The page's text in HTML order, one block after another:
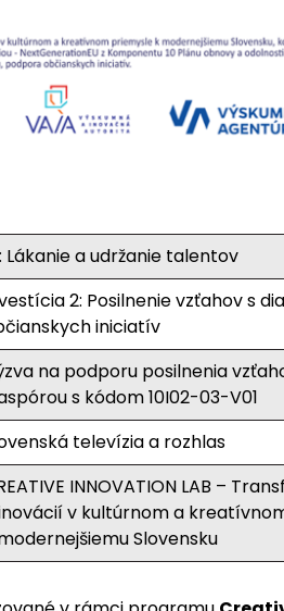
Lákanie a udržanie talentov
2: Posilnenie vzťahov s
iniciatív
na podporu posilnenia
s kódom 10I02-03-V01
televízia a rozhlas
INNOVATION LAB –
v kultúrnom a
Slovensku